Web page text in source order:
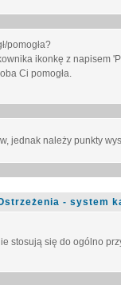
pomogła?
ikonkę z napisem
Ci pomogła.
jednak należy punkty
- system
stosują się do ogólno